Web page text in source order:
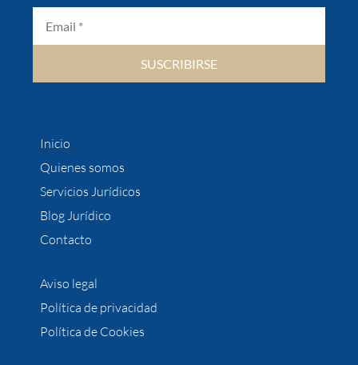
SUSCRIBIRSE
Inicio
Quienes somos
Servicios Jurídicos
Blog Jurídico
Contacto
Aviso legal
Política de privacidad
Política de Cookies